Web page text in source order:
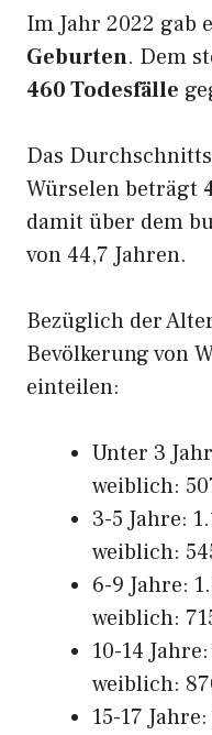
Im Jahr 2022 gab
Geburten. Dem
460 Todesfälle
Das
Würselen beträgt
damit über dem
von 44,7 Jahren.
Bezüglich der
Bevölkerung von
einteilen:
Unter 3
weiblich:
3-5 Jahre:
weiblich:
6-9 Jahre:
weiblich:
10-14
weiblich:
15-17